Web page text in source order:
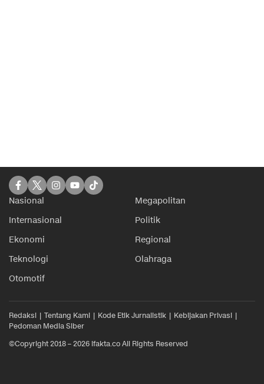
Nasional
Megapolitan
Internasional
Politik
Ekonomi
Regional
Teknologi
Olahraga
Otomotif
Redaksi Tentang Kami Kode Etik Jurnalistik
Kebijakan Privasi
Pedoman Media Siber
©Copyright 2018 – 2026 ifakta.co All Rights Reserved